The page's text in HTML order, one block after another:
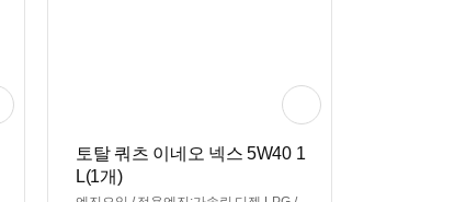
토탈 쿼츠 이네오 넥스 5W40 1
L(1개)